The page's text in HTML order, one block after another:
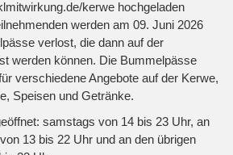
kerwe hochgeladen
werden am 09. Juni 2026
verlost, die dann auf der
werden können. Die Bummelpässe
verschiedene Angebote auf der Kerwe,
Speisen und Getränke.
samstags von 14 bis 23 Uhr, an
13 bis 22 Uhr und an den übrigen